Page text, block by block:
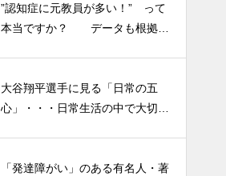
細胞コスメ ③
り癖がついてしまって・・・恥
ずかしぃ～ (〃ﾉωﾉ)
「食生活習慣の改善」が今年の
テーマです。
”認知症に元教員が多い！” って
本当ですか？ データも根拠も
大谷翔平選手に見る「日常の五
心」・・・日常生活の中で大切
「発達障がい」のある有名人・著